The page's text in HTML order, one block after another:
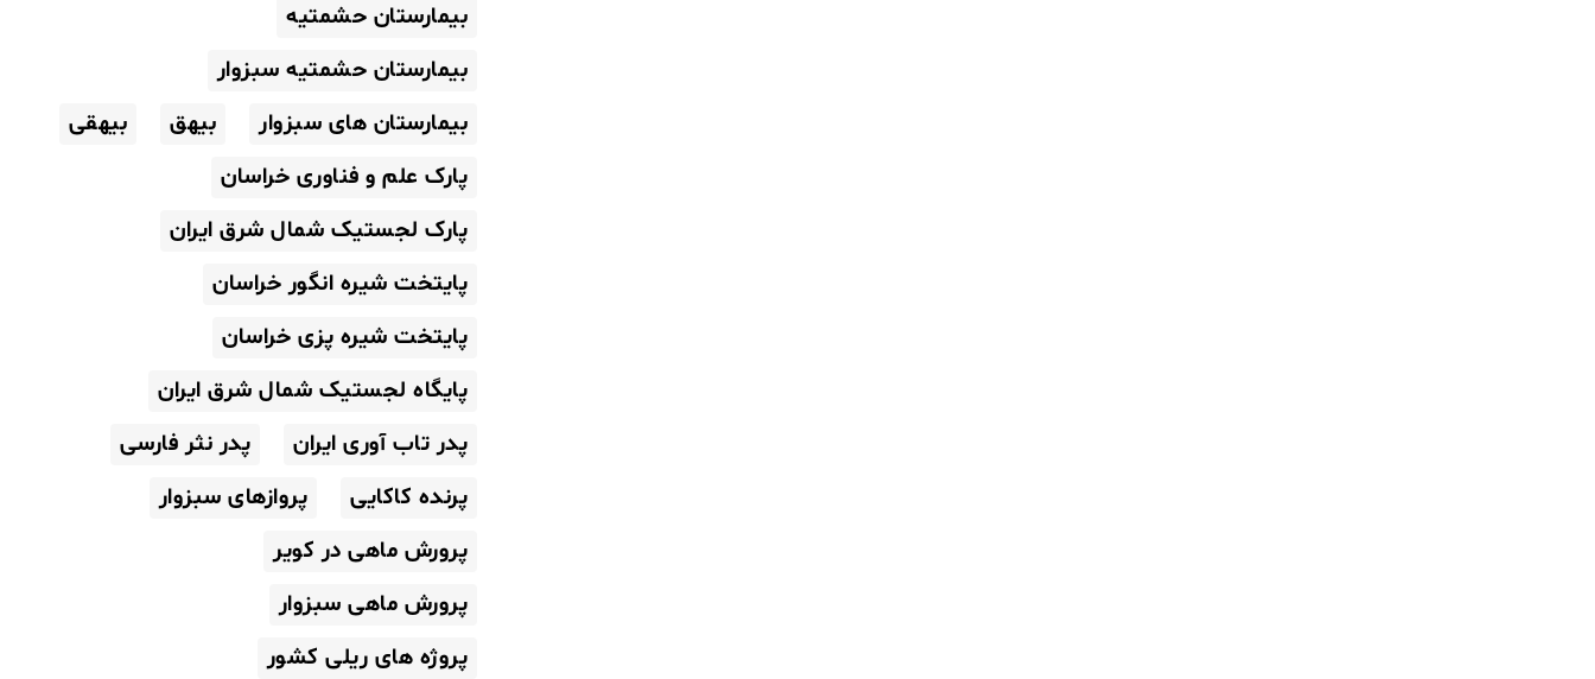
بیمارستان حشمتیه
بیمارستان حشمتیه سبزوار
بیمارستان های سبزوار
بیهق
بیهقی
پارک علم و فناوری خراسان
پارک لجستیک شمال شرق ایران
پایتخت شیره انگور خراسان
پایتخت شیره پزی خراسان
پایگاه لجستیک شمال شرق ایران
پدر تاب آوری ایران
پدر نثر فارسی
پرنده کاکایی
پروازهای سبزوار
پرورش ماهی در کویر
پرورش ماهی سبزوار
پروژه های ریلی کشور